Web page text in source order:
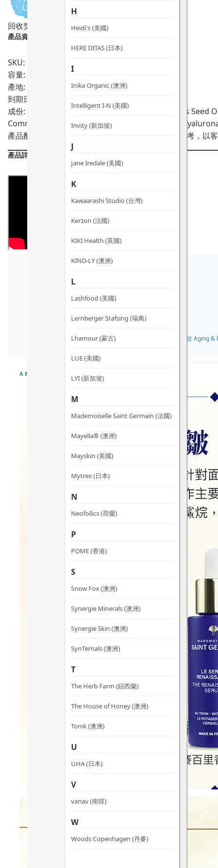
H
Heidi's (美國)
HERE DITAS (日本)
I
Inika Organic (澳洲)
Intelligent I-N (美國)
Invity (新加坡)
J
Jane Iredale (美國)
K
Kawaarashi Studio (台灣)
Kerzon (法國)
KIKI Health (英國)
KIND-LY (澳洲)
L
Lashfood (美國)
Lernberger Stafsing (瑞典)
Lhamour (蒙古)
LUE (美國)
LYI (新加坡)
M
Mademoiselle Saint Germain (法國)
Mayella® (澳洲)
Mayskin (美國)
Mytrex (日本)
N
Neofollics (荷蘭)
P
POME (香港)
S
Snow Fox (澳洲)
Synergie Minerals (澳洲)
Synergie Skin (澳洲)
SynTernals (澳洲)
T
The Herb Farm (紐西蘭)
The House of Honey (澳洲)
Tonik (澳洲)
U
UHA (日本)
V
vanav (南韓)
W
Woods Copenhagen (丹麥)
回收獎賞
產品資料：
SKU: PRO02072
容量: 30ml
產地: 法國
到期日:
成份: Coco-Caprylate/Caprate, Helianthus Annuus Seed
Communis Seed Oil, Royal Jelly Extract, Sodium
產品配方會不時作出更改，所有產品主要成分謹供參考，以
產品詳情
✓ 所有膚質 All Skin Types · 衰老及細紋 Aging &
ABOUT